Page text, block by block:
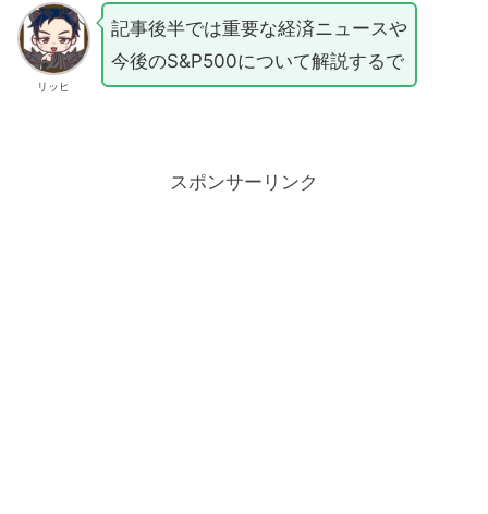
リッヒ
記事後半では重要な経済ニュースや
今後のS&P500について解説するで
スポンサーリンク